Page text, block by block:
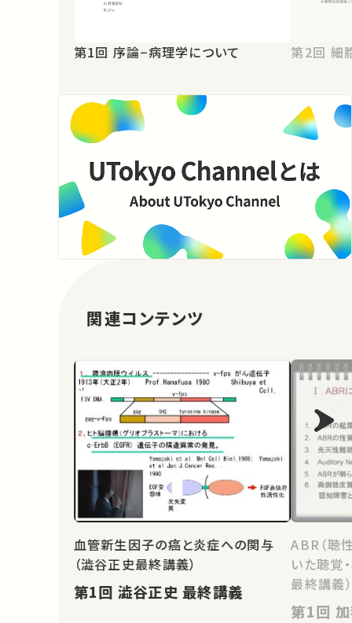
第1回 序論−病理学について 第2
関連コンテンツ
血管新生因子の癌と炎症への関与
（澁谷正史最終講義）
第1回 澁谷正史 最終講義
ABR（聴
いた聴覚
最終講義）
第